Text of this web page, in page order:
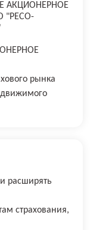
АКЦИОНЕРНОЕ
"РЕСО-
рынка
расширять
страхования,